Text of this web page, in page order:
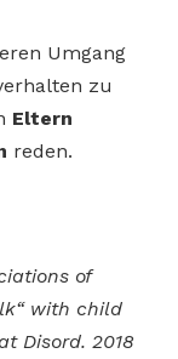
Umgang
zu
Eltern
reden.
of
with child
Disord. 2018